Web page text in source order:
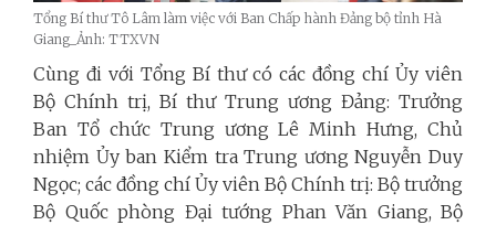
Tổng Bí thư Tô Lâm làm việc với Ban Chấp hành Đảng bộ tỉnh Hà
Giang_Ảnh: TTXVN
Cùng đi với Tổng Bí thư có các đồng chí Ủy viên
Bộ Chính trị, Bí thư Trung ương Đảng: Trưởng
Ban Tổ chức Trung ương Lê Minh Hưng, Chủ
nhiệm Ủy ban Kiểm tra Trung ương Nguyễn Duy
Ngọc; các đồng chí Ủy viên Bộ Chính trị: Bộ trưởng
Bộ Quốc phòng Đại tướng Phan Văn Giang, Bộ